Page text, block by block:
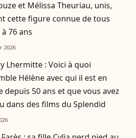
et Mélissa Theuriau, unis,
cette figure connue de tous
76 ans
2026
Lhermitte : Voici à quoi
Hélène avec qui il est en
depuis 50 ans et que vous avez
dans des films du Splendid